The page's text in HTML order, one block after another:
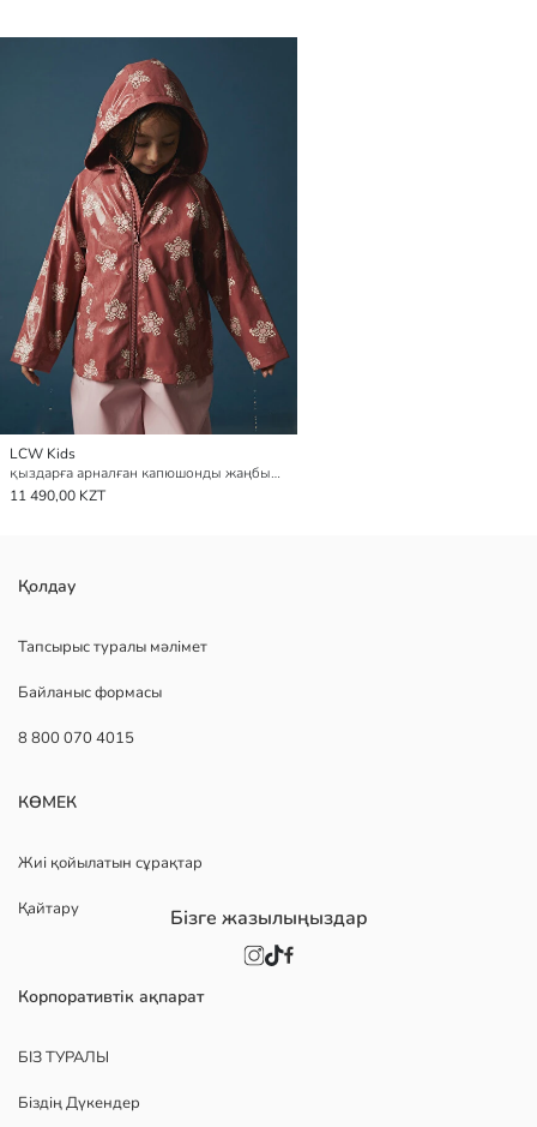
LCW Kids
қыздарға арналған капюшонды жаңбырға арналған күрте
11 490,00 KZT
Қолдау
Тапсырыс туралы мәлімет
Байланыс формасы
8 800 070 4015
КӨМЕК
Жиі қойылатын сұрақтар
Қайтару
Корпоративтік ақпарат
БІЗ ТУРАЛЫ
Біздің Дүкендер
Бізге жазылыңыздар